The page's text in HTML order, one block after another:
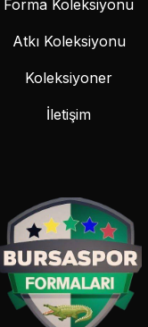
Forma Koleksiyonu
Atkı Koleksiyonu
Koleksiyoner
İletişim